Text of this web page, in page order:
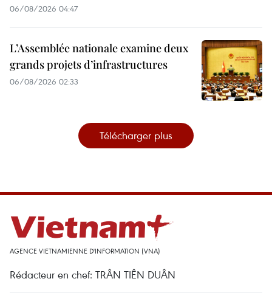
06/08/2026 04:47
L’Assemblée nationale examine deux
grands projets d’infrastructures
06/08/2026 02:33
Télécharger plus
AGENCE VIETNAMIENNE D'INFORMATION (VNA)
Rédacteur en chef: TRÂN TIÊN DUÂN